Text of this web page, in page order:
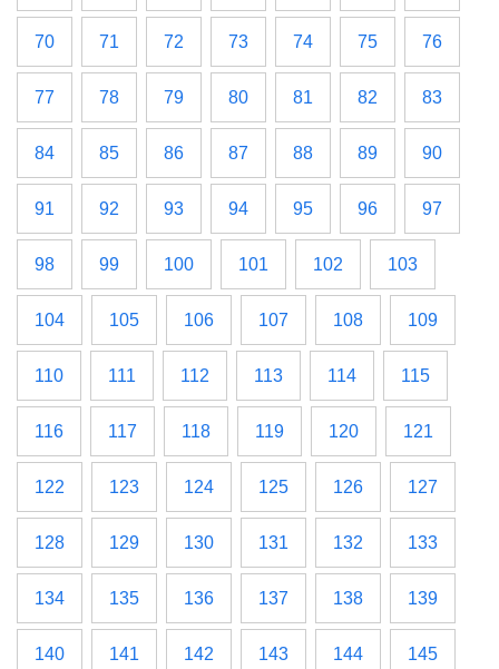
70 71 72 73 74 75 76
77 78 79 80 81 82 83
84 85 86 87 88 89 90
91 92 93 94 95 96 97
98 99 100 101 102 103
104 105 106 107 108 109
110 111 112 113 114 115
116 117 118 119 120 121
122 123 124 125 126 127
128 129 130 131 132 133
134 135 136 137 138 139
140 141 142 143 144 145